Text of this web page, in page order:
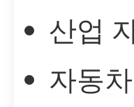
산업
자동